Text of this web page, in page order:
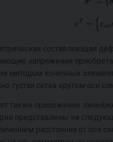
составляющая
напряжения
методом конечных
густая сетка кругом оси
также приложение
представлены на
расстояния от оси